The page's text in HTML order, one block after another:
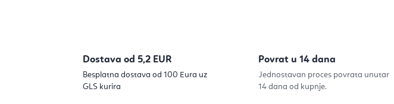
Dostava od 5,2 EUR
Besplatna dostava od 100 Eura uz
GLS kurira
Povrat u 14 dana
Jednostavan proces povrata unutar
14 dana od kupnje.